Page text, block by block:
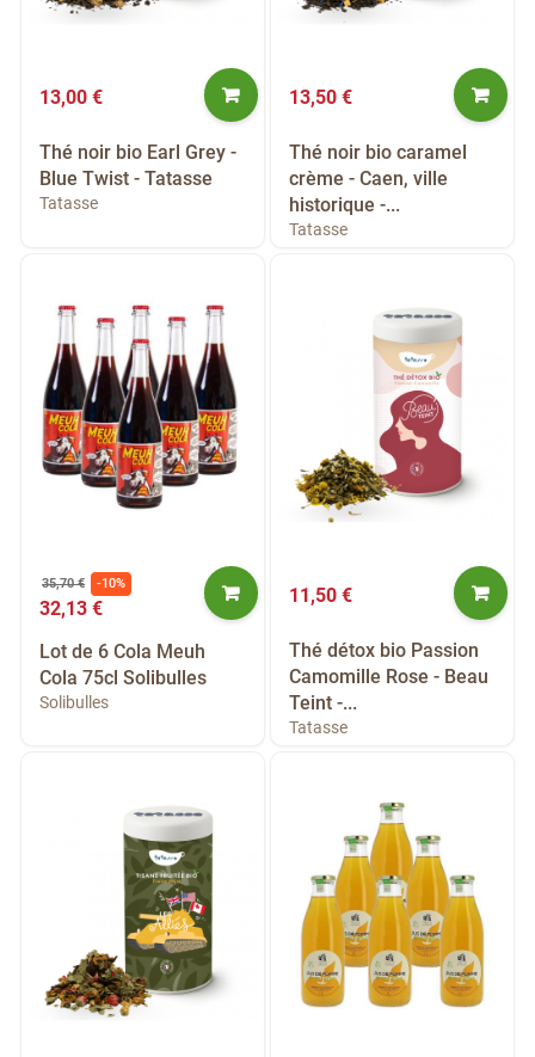
13,00 €
Thé noir bio Earl Grey -
Blue Twist - Tatasse
Tatasse
13,50 €
Thé noir bio caramel
crème - Caen, ville
historique -...
Tatasse
32,13 €
35,70 € -10%
Lot de 6 Cola Meuh
Cola 75cl Solibulles
Solibulles
11,50 €
Thé détox bio Passion
Camomille Rose - Beau
Teint -...
Tatasse